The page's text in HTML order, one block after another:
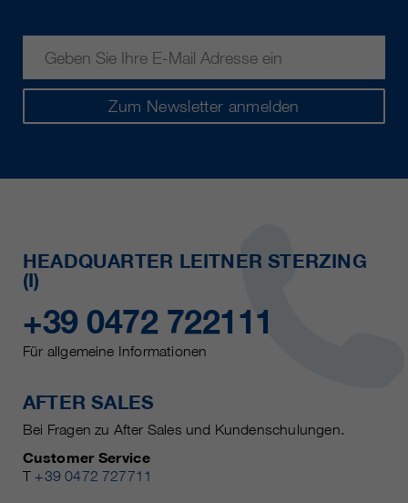
Zum Newsletter anmelden
HEADQUARTER LEITNER STERZING
(I)
+39 0472 722111
Für allgemeine Informationen
AFTER SALES
Bei Fragen zu After Sales und Kundenschulungen.
Customer Service
T +39 0472 727711